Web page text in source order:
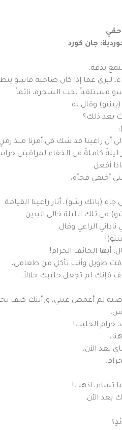
حقي
جان كورد
بدقة.
ليرى عما إذا كان صاحبه قاسو
مستلقياً تحت الشجرة، نائماً.
وقال له:
بعد ذلك؟
لي أن راعينا قد شك في أمرنا منذ
كاملةً في الخفاء لمراقبتي
أفعل.
أختفي فجأة،
جاء (باتك رشو)، أثار راعينا القيامة.
في تلك الليلة خالي اليدين.
ناداني الراعي وقال:
أيها الخائف الحرام!
طويل وأنت تأكل من طعامي،
فإنك لم تجعل حليبك حلالاً.
لم أغمض عيني، ورأيتك
حرام الحليب!
بعد الآن،
تشاء، اذهب!
بعد الآن.